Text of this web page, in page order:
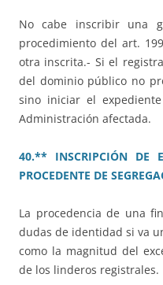
No cabe inscribir una
procedimiento del art.
otra inscrita.- Si el
del dominio público no
sino iniciar el
Administración afectada.
40.** INSCRIPCIÓN DE
PROCEDENTE DE
La procedencia de una
dudas de identidad si va
como la magnitud del
de los linderos registrales.